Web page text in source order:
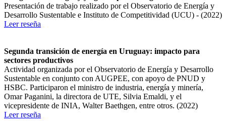
Presentación de trabajo realizado por el Observatorio de Energía y
Desarrollo Sustentable e Instituto de Competitividad (UCU) - (2022)
Leer reseña
Segunda transición de energía en Uruguay: impacto para
sectores productivos
Actividad organizada por el Observatorio de Energía y Desarrollo
Sustentable en conjunto con AUGPEE, con apoyo de PNUD y
HSBC. Participaron el ministro de industria, energía y minería,
Omar Paganini, la directora de UTE, Silvia Emaldi, y el
vicepresidente de INIA, Walter Baethgen, entre otros. (2022)
Leer reseña